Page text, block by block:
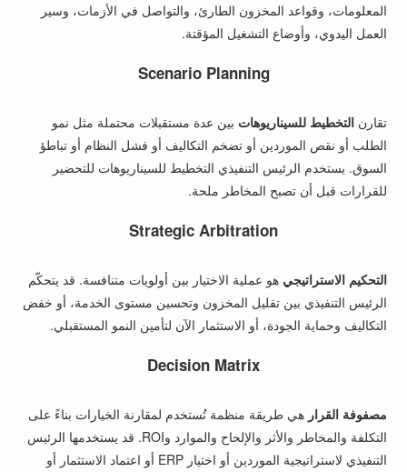
المعلومات، وقواعد المخزون الطارئ، والتواصل في الأزمات، وسير
العمل اليدوي، وأوضاع التشغيل المؤقتة.
Scenario Planning
تقارنالتخطيط للسيناريوهات بين عدة مستقبلات محتملة مثل نمو
الطلب أو نقص الموردين أو تضخم التكاليف أو فشل النظام أو تباطؤ
السوق. يستخدم الرئيس التنفيذي التخطيط للسيناريوهات للتحضير
للقرارات قبل أن تصبح المخاطر ملحة.
Strategic Arbitration
التحكيم الاستراتيجي هو عملية الاختيار بين أولويات متنافسة. قد يتحكّم
الرئيس التنفيذي بين تقليل المخزون وتحسين مستوى الخدمة، أو خفض
التكاليف وحماية الجودة، أو الاستثمار الآن لتأمين النمو المستقبلي.
Decision Matrix
مصفوفة القرار هي طريقة منظمة تُستخدم لمقارنة الخيارات بناءً على
التكلفة والمخاطر والأثر والإلحاح والموارد وROI. قد يستخدمها الرئيس
التنفيذي لاستراتيجية الموردين أو اختيار ERP أو اعتماد الاستثمار أو